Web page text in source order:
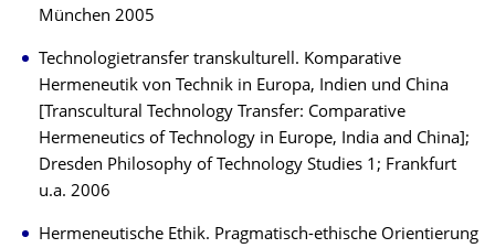
München 2005
Technologietransfer transkulturell. Komparative
Hermeneutik von Technik in Europa, Indien und China
[Transcultural Technology Transfer: Comparative
Hermeneutics of Technology in Europe, India and China];
Dresden Philosophy of Technology Studies 1; Frankfurt
u.a. 2006
Hermeneutische Ethik. Pragmatisch-ethische Orientierung